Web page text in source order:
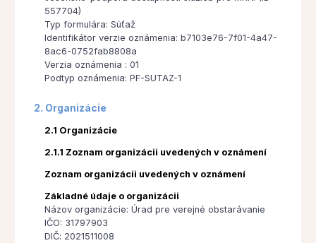
557704)
Typ formulára: Súťaž
Identifikátor verzie oznámenia: b7103e76-7f01-4a47-
8ac6-0752fab8808a
Verzia oznámenia : 01
Podtyp oznámenia: PF-SUTAZ-1
2. Organizácie
2.1 Organizácie
2.1.1 Zoznam organizácii uvedených v oznámení
Zoznam organizácii uvedených v oznámení
Základné údaje o organizácii
Názov organizácie: Úrad pre verejné obstarávanie
IČO: 31797903
DIČ: 2021511008